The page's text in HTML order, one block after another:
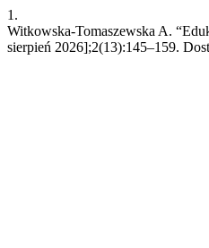
1.
Witkowska-Tomaszewska A.
sierpień 2026];2(13):145–159.